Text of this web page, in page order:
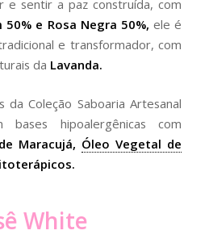
e sentir a paz construída, com
50% e Rosa Negra 50%, ele é
e transformador, com
da Lavanda.
da Coleção Saboaria Artesanal
bases hipoalergênicas com
Maracujá, Óleo Vegetal de
White